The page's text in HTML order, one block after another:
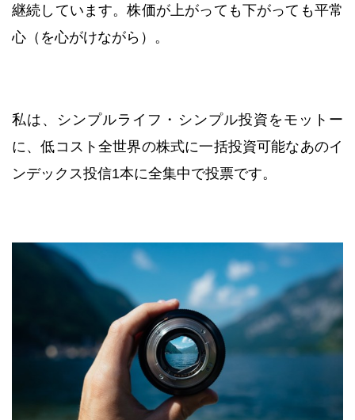
継続しています。株価が上がっても下がっても平常
心（を心がけながら）。
私は、シンプルライフ・シンプル投資をモットー
に、低コスト全世界の株式に一括投資可能なあのイ
ンデックス投信1本に全集中で投票です。